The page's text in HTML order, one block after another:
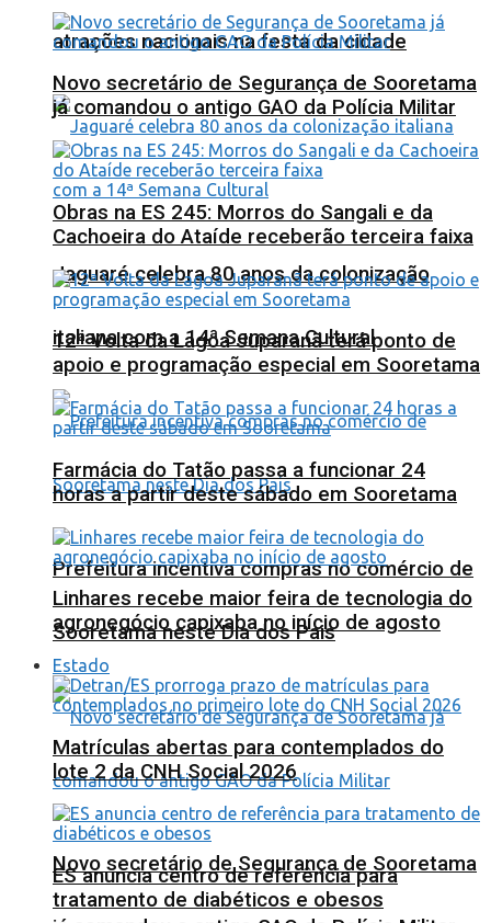
atrações nacionais na festa da cidade
Jaguaré celebra 80 anos da colonização
italiana com a 14ª Semana Cultural
Prefeitura incentiva compras no comércio de
Sooretama neste Dia dos Pais
Novo secretário de Segurança de Sooretama
Novo secretário de Segurança de Sooretama
já comandou o antigo GAO da Polícia Militar
Obras na ES 245: Morros do Sangali e da
Cachoeira do Ataíde receberão terceira faixa
12ª Volta da Lagoa Juparanã terá ponto de
apoio e programação especial em Sooretama
Farmácia do Tatão passa a funcionar 24
horas a partir deste sábado em Sooretama
Linhares recebe maior feira de tecnologia do
agronegócio capixaba no início de agosto
Estado
Matrículas abertas para contemplados do
lote 2 da CNH Social 2026
ES anuncia centro de referência para
tratamento de diabéticos e obesos